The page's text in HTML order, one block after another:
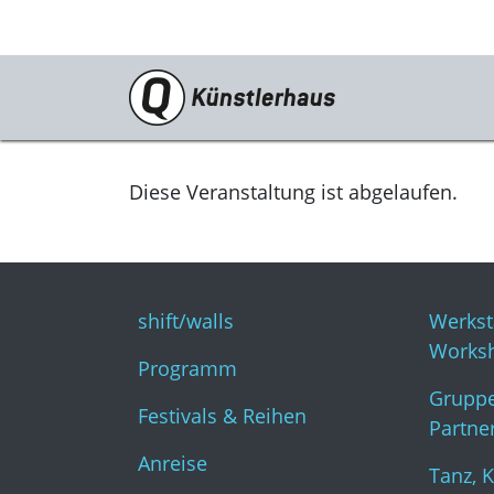
Besuch
shift/walls
Anreise
Tickets
Gastronomie
KunstKulturQuartier
Diese Veranstaltung ist abgelaufen.
shift/walls
Programm
Festivals & Reihen
Anreise
Tanz,